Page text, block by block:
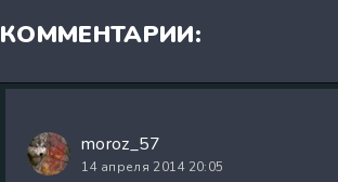
КОММЕНТАРИИ:
moroz_57
14 апреля 2014 20:05